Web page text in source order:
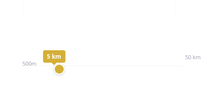
500m
5 km 50 km